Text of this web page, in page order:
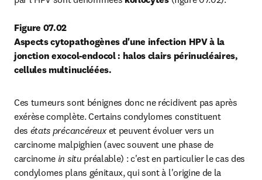
Figure 07.02
Aspects cytopathogènes d'une infection HPV à la
jonction exocol-endocol : halos clairs périnucléaires,
cellules multinucléées.
Ces tumeurs sont bénignes donc ne récidivent pas après
exérèse complète. Certains condylomes constituent
des états précancéreux et peuvent évoluer vers un
carcinome malpighien (avec souvent une phase de
carcinome in situ préalable) : c'est en particulier le cas des
condylomes plans génitaux, qui sont à l'origine de la